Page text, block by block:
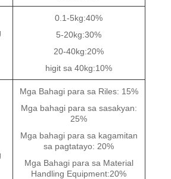
0.1-5kg:40%
5-20kg:30%
20-40kg:20%
higit sa 40kg:10%
Mga Bahagi para sa Riles: 15%
Mga bahagi para sa sasakyan:
25%
Mga bahagi para sa kagamitan
sa pagtatayo: 20%
Mga Bahagi para sa Material
Handling Equipment:20%